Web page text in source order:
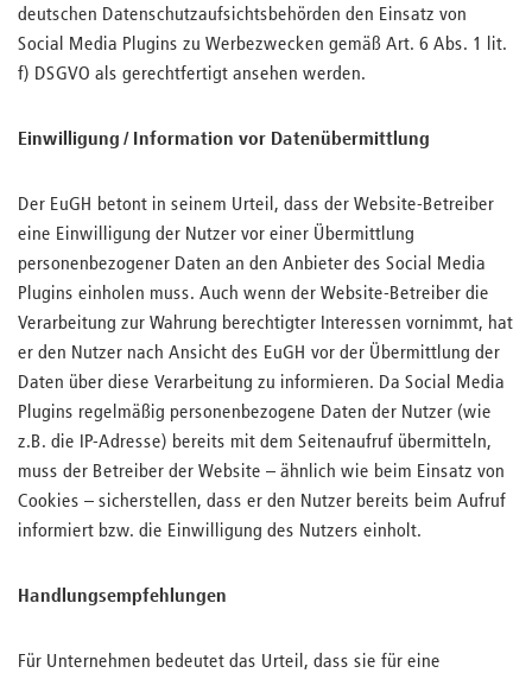
deutschen Datenschutzaufsichtsbehörden den Einsatz von
Social Media Plugins zu Werbezwecken gemäß Art. 6 Abs. 1 lit.
f) DSGVO als gerechtfertigt ansehen werden.
Einwilligung / Information vor Datenübermittlung
Der EuGH betont in seinem Urteil, dass der Website-Betreiber
eine Einwilligung der Nutzer vor einer Übermittlung
personenbezogener Daten an den Anbieter des Social Media
Plugins einholen muss. Auch wenn der Website-Betreiber die
Verarbeitung zur Wahrung berechtigter Interessen vornimmt, hat
er den Nutzer nach Ansicht des EuGH vor der Übermittlung der
Daten über diese Verarbeitung zu informieren. Da Social Media
Plugins regelmäßig personenbezogene Daten der Nutzer (wie
z.B. die IP-Adresse) bereits mit dem Seitenaufruf übermitteln,
muss der Betreiber der Website – ähnlich wie beim Einsatz von
Cookies – sicherstellen, dass er den Nutzer bereits beim Aufruf
informiert bzw. die Einwilligung des Nutzers einholt.
Handlungsempfehlungen
Für Unternehmen bedeutet das Urteil, dass sie für eine